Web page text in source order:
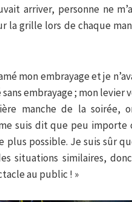
arriver, personne ne
la grille lors de chaque
mon embrayage et je
embrayage ; mon
manche de la soirée,
suis dit que peu importe
possible. Je suis sûr
situations similaires,
au public ! »